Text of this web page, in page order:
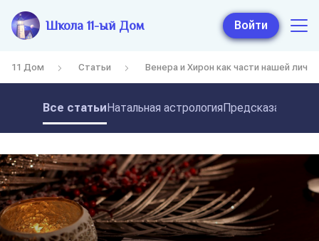
Школа 11-ый Дом Войти
11 Дом Статьи Венера и Хирон как части нашей
Все статьиНатальная астрология